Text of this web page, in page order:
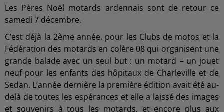
Les Pères Noël motards ardennais sont de retour ce
samedi 7 décembre.
C’est déjà la 2ème année, pour les Clubs de motos et la
Fédération des motards en colère 08 qui organisent une
grande balade avec un seul but : un motard = un jouet
neuf pour les enfants des hôpitaux de Charleville et de
Sedan. L’année dernière la première édition avait été au-
delà de toutes les espérances et elle a laissé des images
et souvenirs à tous les motards, et encore plus aux